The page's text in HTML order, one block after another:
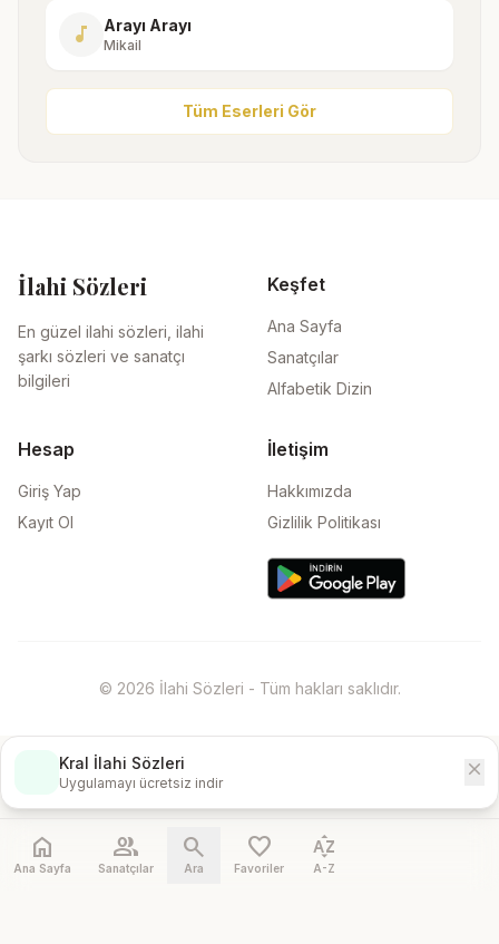
music_note Arayı Arayı
Mikail
Tüm Eserleri Gör
İlahi Sözleri
En güzel ilahi sözleri, ilahi
şarkı sözleri ve sanatçı
bilgileri
Keşfet
Ana Sayfa
Sanatçılar
Alfabetik Dizin
Hesap
Giriş Yap
Kayıt Ol
İletişim
Hakkımızda
Gizlilik Politikası
© 2026 İlahi Sözleri - Tüm hakları saklıdır.
Kral İlahi Sözleri
Uygulamayı ücretsiz indir
close
home
Ana Sayfa
people
Sanatçılar
search
Ara
favorite
Favoriler
sort_by_alpha
A-Z